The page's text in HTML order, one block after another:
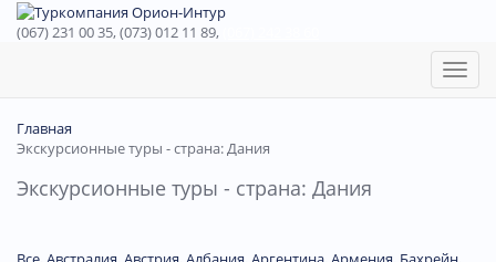
(067) 231 00 35, (073) 012 11 89,
Toggle
Главная
Экскурсионные туры - страна: Дания
Экскурсионные туры - страна: Дания